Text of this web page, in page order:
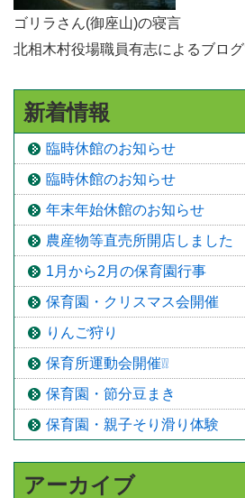
ゴリラさん(御座山)の寝言
北相木村役場職員有志によるブログ
新着情報
臨時休館のお知らせ
臨時休館のお知らせ
年末年始休館のお知らせ
農産物等直売所開店しました
1月から2月の保育園行事
保育園・クリスマス会開催
りんご狩り
保育所運動会開催❕❕
保育園・節分豆まき
保育園・親子そり滑り体験
アーカイブ